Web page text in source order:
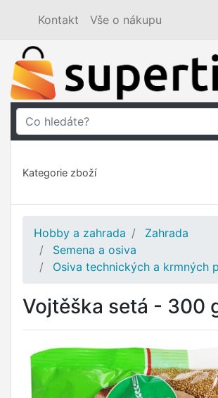
Kontakt Vše o nákupu
Kategorie zboží
Hobby a zahrada
Zahrada
Semena a osiva
Osiva technických a krmných
Vojtěška setá - 300